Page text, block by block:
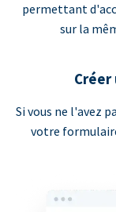
permettant
sur la
Créer
Si vous ne l'avez
votre